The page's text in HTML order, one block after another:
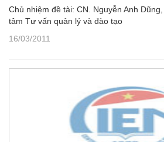
Chủ nhiệm đề tài: CN. Nguyễn Anh
tâm Tư vấn quản lý và đào tạo
16/03/2011